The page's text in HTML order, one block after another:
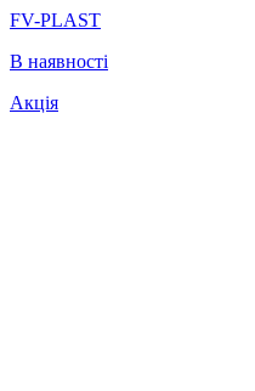
FV-PLAST
В наявності
Акція